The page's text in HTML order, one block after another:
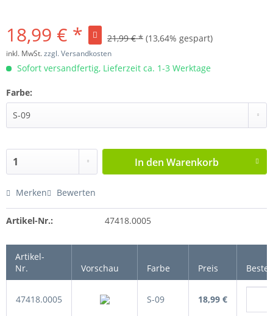
18,99 € * 21,99 € * (13,64% gespart)
inkl. MwSt.zzgl. Versandkosten
Sofort versandfertig, Lieferzeit ca. 1-3 Werktage
Farbe:
In den Warenkorb
Merken Bewerten
Artikel-Nr.: 47418.0005
Artikel-
Nr.
Vorschau Farbe Preis
47418.0005 S-09 18,99 €